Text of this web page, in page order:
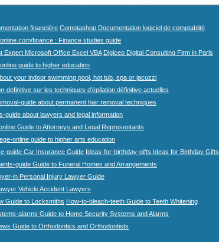
financière Comptashop Documentation logiciel de comptablité
finance : Finance studies guide
Expert Microsoft Office Excel VBA Digiceo Digital Consulting Firm in Paris
guide to higher education
your indoor swimming pool, hot tub, spa or jacuzzi
definitive sur les techniques d'épilation définitive actuelles
guide about permanent hair removal techniques
guide about lawyers and legal information
Guide to Attorneys and Legal Representants
online guide to higher arts education
guide Car Insurance Guide Ideas-for-birthday-gifts Ideas for Birthday Gifts
guide Guide to Funeral Homes and Arrangements
in Personal Injury Lawyer Guide
Vehicle Accident Lawyers
Guide to Locksmiths How-to-bleach-teeth Guide to Teeth Whitening
alarms Guide to Home Security Systems and Alarms
Guide to Orthodontics and Orthodontists